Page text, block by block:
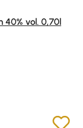
Sternen
40% vol. 0,70l